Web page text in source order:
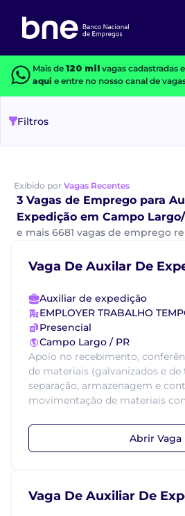
Mais de 120 milvagas cadastradas
aquie entre no nosso canal de
Filtros
Exibido por Vagas Recentes
3 Vagas de Emprego para
Expedição em Campo
e mais 6681 vagas de emprego
Vaga De Auxilar De
Auxiliar de expedição
EMPLOYER TRABALHO
Presencial
Campo Largo / PR
Apoio no recebimento,
de materiais (galvanizados e de
separação, armazenagem e
movimentação de materiais
Abrir Vaga
Vaga De Auxiliar De